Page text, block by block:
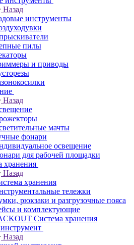
Назад
инструменты
пилы
и приводы
Назад
мачты
фонари
освещение
для рабочей площадки
хранения
Назад
хранения
тележки
рюкзаки и разгрузочные пояса
и комплектующие
Система хранения
Назад